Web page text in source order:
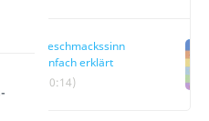
Geschmackssinn
einfach erklärt
(00:14)